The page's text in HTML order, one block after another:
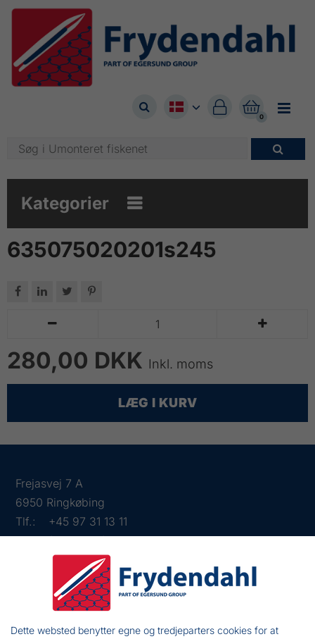


0


Kategorier 
635075020201s245
   
 
280,00 DKK Inkl. moms
LÆG I KURV
Frejasvej 7 A
6950 Ringkøbing
Tlf.:
+45 97 31 13 11
Mail: fiskenet@frydendahl.com
DK 15891645
Dette websted benytter egne og tredjeparters cookies for at